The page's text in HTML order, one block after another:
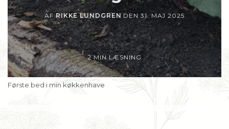
AFRIKKE LUNDGRENDEN31. MAJ 2025
2 MIN LÆSNING
Første bed i min køkkenhave